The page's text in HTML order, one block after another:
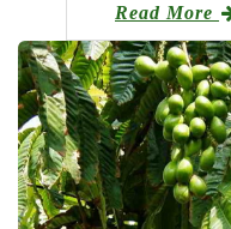
Read More